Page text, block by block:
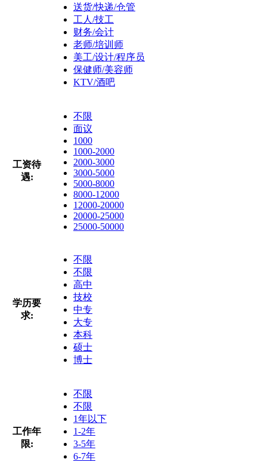
送货/快递/仓管
工人/技工
财务/会计
老师/培训师
美工/设计/程序员
保健师/美容师
KTV/酒吧
工资待
遇:
不限
面议
1000
1000-2000
2000-3000
3000-5000
5000-8000
8000-12000
12000-20000
20000-25000
25000-50000
学历要
求:
不限
不限
高中
技校
中专
大专
本科
硕士
博士
工作年
限:
不限
不限
1年以下
1-2年
3-5年
6-7年